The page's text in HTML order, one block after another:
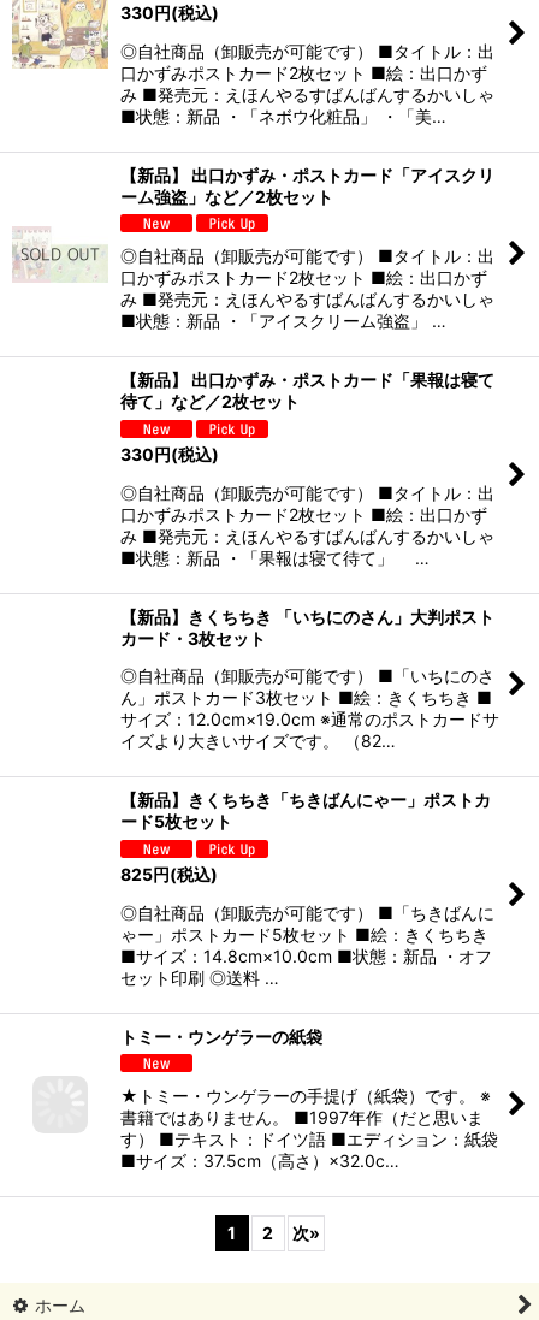
330円(税込)
◎自社商品（卸販売が可能です） ■タイトル：出
口かずみポストカード2枚セット ■絵：出口かず
み ■発売元：えほんやるすばんばんするかいしゃ
■状態：新品 ・「ネボウ化粧品」 ・「美…
【新品】 出口かずみ・ポストカード「アイスクリ
ーム強盗」など／2枚セット
◎自社商品（卸販売が可能です） ■タイトル：出
口かずみポストカード2枚セット ■絵：出口かず
み ■発売元：えほんやるすばんばんするかいしゃ
■状態：新品 ・「アイスクリーム強盗」 …
【新品】 出口かずみ・ポストカード「果報は寝て
待て」など／2枚セット
330円(税込)
◎自社商品（卸販売が可能です） ■タイトル：出
口かずみポストカード2枚セット ■絵：出口かず
み ■発売元：えほんやるすばんばんするかいしゃ
■状態：新品 ・「果報は寝て待て」 …
【新品】きくちちき 「いちにのさん」大判ポスト
カード・3枚セット
◎自社商品（卸販売が可能です） ■「いちにのさ
ん」ポストカード3枚セット ■絵：きくちちき ■
サイズ：12.0cm×19.0cm ※通常のポストカードサ
イズより大きいサイズです。 （82…
【新品】きくちちき「ちきばんにゃー」ポストカ
ード5枚セット
825円(税込)
◎自社商品（卸販売が可能です） ■「ちきばんに
ゃー」ポストカード5枚セット ■絵：きくちちき
■サイズ：14.8cm×10.0cm ■状態：新品 ・オフ
セット印刷 ◎送料 …
トミー・ウンゲラーの紙袋
★トミー・ウンゲラーの手提げ（紙袋）です。 ※
書籍ではありません。 ■1997年作（だと思いま
す） ■テキスト：ドイツ語 ■エディション：紙袋
■サイズ：37.5cm（高さ）×32.0c…
1 2 次»
ホーム